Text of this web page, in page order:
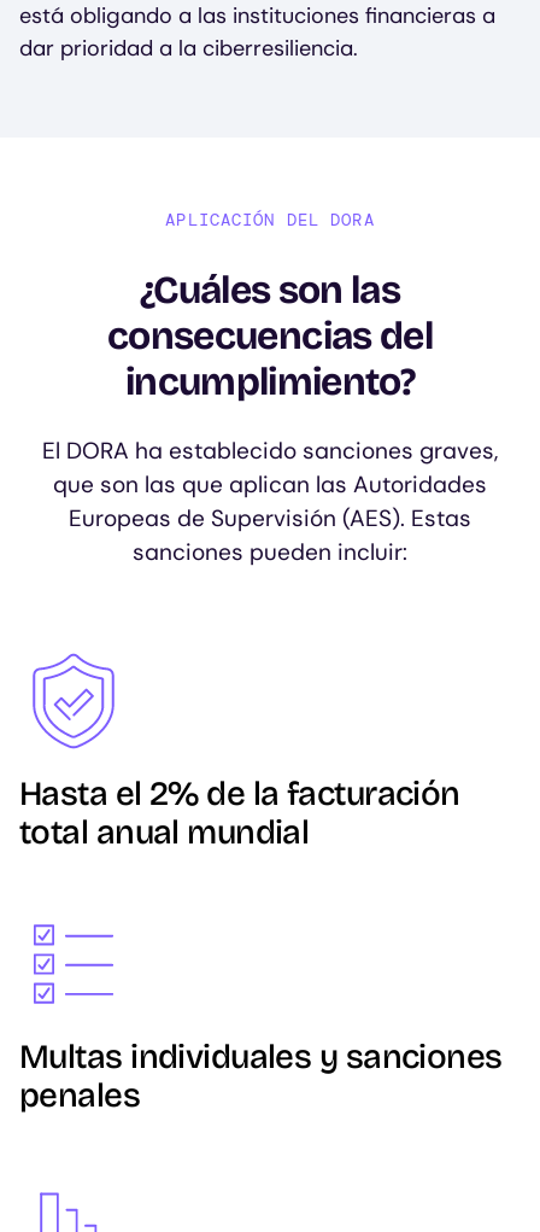
está obligando a las instituciones financieras a
dar prioridad a la ciberresiliencia.
APLICACIÓN DEL DORA
¿Cuáles son las
consecuencias del
incumplimiento?
El DORA ha establecido sanciones graves,
que son las que aplican las Autoridades
Europeas de Supervisión (AES). Estas
sanciones pueden incluir:
Image
Hasta el 2% de la facturación
total anual mundial
Image
Multas individuales y sanciones
penales